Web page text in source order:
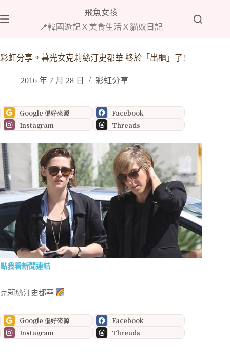
至
內
飛魚女孩
📍韓國遊記Ｘ美食生活Ｘ貓奴日記
彩虹分享。暮光女克莉絲汀史都華 終於「出櫃」了!
2016 年 7 月 28 日 彩虹分享
Google 偏好來源
Facebook
Instagram
Threads
點我看新聞連結
克莉絲汀史都華
Google 偏好來源
Facebook
Instagram
Threads